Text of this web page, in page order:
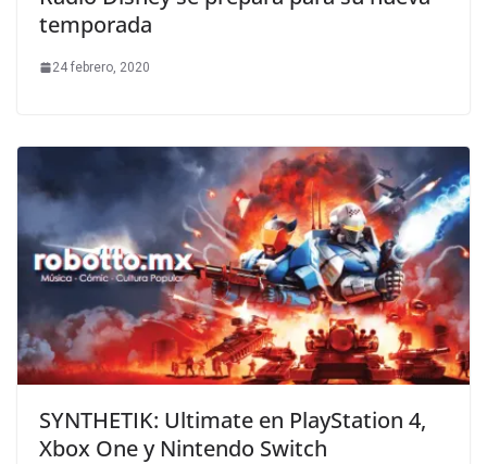
temporada
24 febrero, 2020
SYNTHETIK: Ultimate en PlayStation 4,
Xbox One y Nintendo Switch